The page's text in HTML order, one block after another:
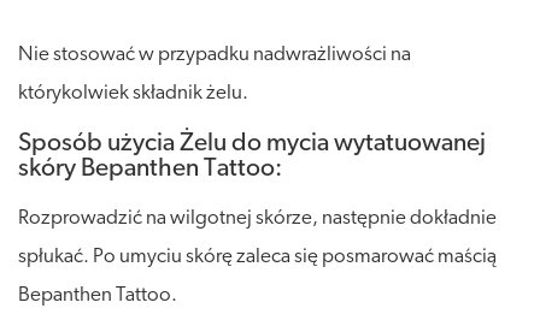
Nie stosować w przypadku nadwrażliwości na
którykolwiek składnik żelu.
Sposób użycia Żelu do mycia wytatuowanej
skóry Bepanthen Tattoo:
Rozprowadzić na wilgotnej skórze, następnie dokładnie
spłukać. Po umyciu skórę zaleca się posmarować maścią
Bepanthen Tattoo.